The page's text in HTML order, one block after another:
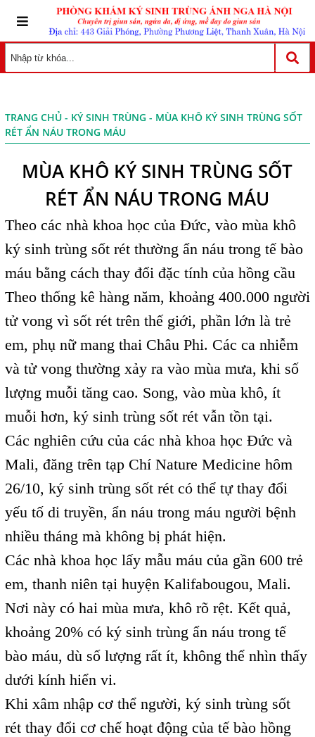
TRANG CHỦ- KÝ SINH TRÙNG - MÙA KHÔ KÝ SINH TRÙNG SỐT
RÉT ẨN NÁU TRONG MÁU
MÙA KHÔ KÝ SINH TRÙNG SỐT
RÉT ẨN NÁU TRONG MÁU
Theo các nhà khoa học của Đức, vào mùa khô
ký sinh trùng sốt rét thường ẩn náu trong tế bào
máu bằng cách thay đổi đặc tính của hồng cầu
Theo thống kê hàng năm, khoảng 400.000 người
tử vong vì sốt rét trên thế giới, phần lớn là trẻ
em, phụ nữ mang thai Châu Phi. Các ca nhiễm
và tử vong thường xảy ra vào mùa mưa, khi số
lượng muỗi tăng cao. Song, vào mùa khô, ít
muỗi hơn, ký sinh trùng sốt rét vẫn tồn tại.
Các nghiên cứu của các nhà khoa học Đức và
Mali, đăng trên tạp Chí Nature Medicine hôm
26/10, ký sinh trùng sốt rét có thể tự thay đổi
yếu tố di truyền, ẩn náu trong máu người bệnh
nhiều tháng mà không bị phát hiện.
Các nhà khoa học lấy mẫu máu của gần 600 trẻ
em, thanh niên tại huyện Kalifabougou, Mali.
Nơi này có hai mùa mưa, khô rõ rệt. Kết quả,
khoảng 20% có ký sinh trùng ẩn náu trong tế
bào máu, dù số lượng rất ít, không thể nhìn thấy
dưới kính hiển vi.
Khi xâm nhập cơ thể người, ký sinh trùng sốt
rét thay đổi cơ chế hoạt động của tế bào hồng